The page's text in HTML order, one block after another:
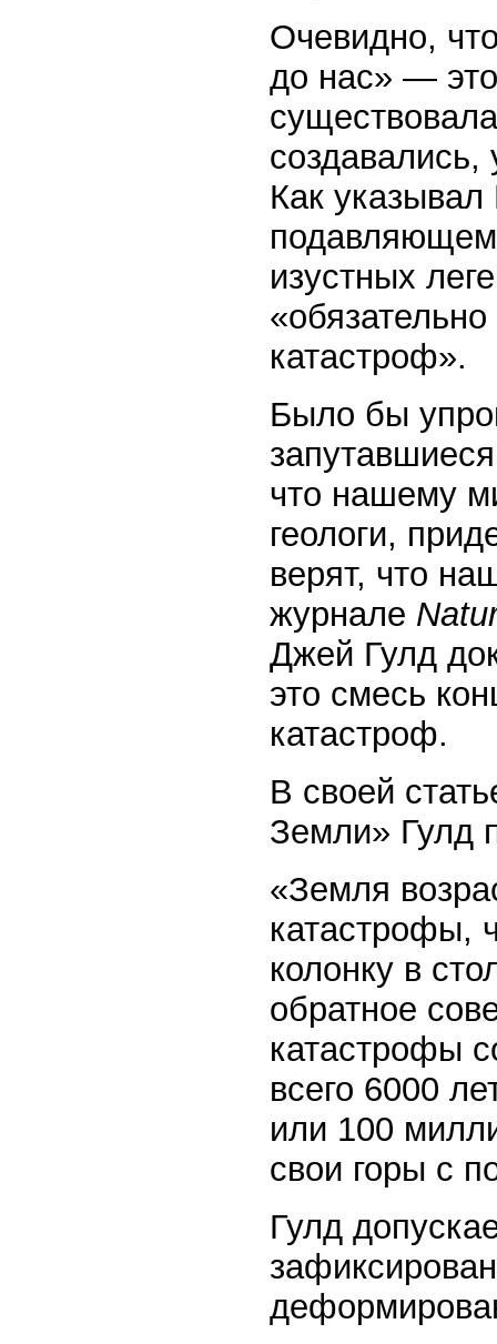
Очевидно,
до нас» —
создавались,
Как
подавляющем
изустных
катастроф».
Было бы
что нашему
геологи,
верят, что
журнале
Джей Гулд
это смесь
катастроф.
В своей
Земли» Гулд
«Земля
катастрофы,
колонку в
обратное
катастрофы
всего 6000
или 100
свои горы с
Гулд